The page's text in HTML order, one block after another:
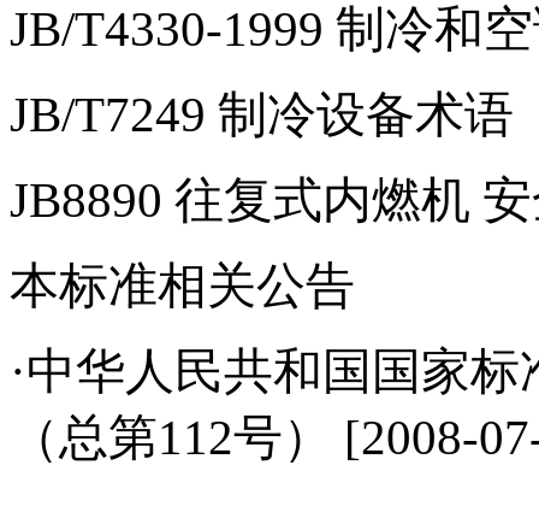
JB/T4330-1999 制冷和
JB/T7249 制冷设备术语
JB8890 往复式内燃机
本标准相关公告
·中华人民共和国国家
（总第112号） [2008-